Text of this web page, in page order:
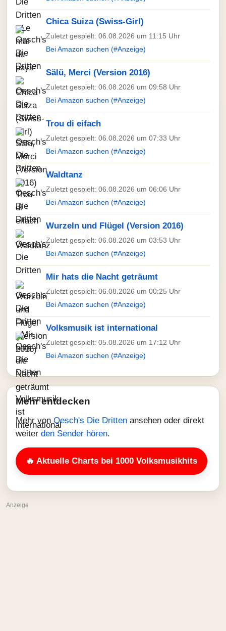
Chica Suiza (Swiss-Girl)
Zuletzt gespielt: 06.08.2026 um 11:15 Uhr
Bei Amazon suchen (#Anzeige)
Sälü, Merci (Version 2016)
Zuletzt gespielt: 06.08.2026 um 09:58 Uhr
Bei Amazon suchen (#Anzeige)
Trou di eifach
Zuletzt gespielt: 06.08.2026 um 07:33 Uhr
Bei Amazon suchen (#Anzeige)
Waldtanz
Zuletzt gespielt: 06.08.2026 um 06:06 Uhr
Bei Amazon suchen (#Anzeige)
Wurzeln und Flügel (Version 2016)
Zuletzt gespielt: 06.08.2026 um 03:53 Uhr
Bei Amazon suchen (#Anzeige)
Mir hats die Nacht geträumt
Zuletzt gespielt: 06.08.2026 um 00:25 Uhr
Bei Amazon suchen (#Anzeige)
Volksmusik ist international
Zuletzt gespielt: 05.08.2026 um 17:12 Uhr
Bei Amazon suchen (#Anzeige)
Mehr entdecken
Mehr von Oesch's Die Dritten ansehen oder direkt
weiter den Sender hören.
🔥 Aktuelle Charts bei 1000 Volksmusikhits
Anzeige